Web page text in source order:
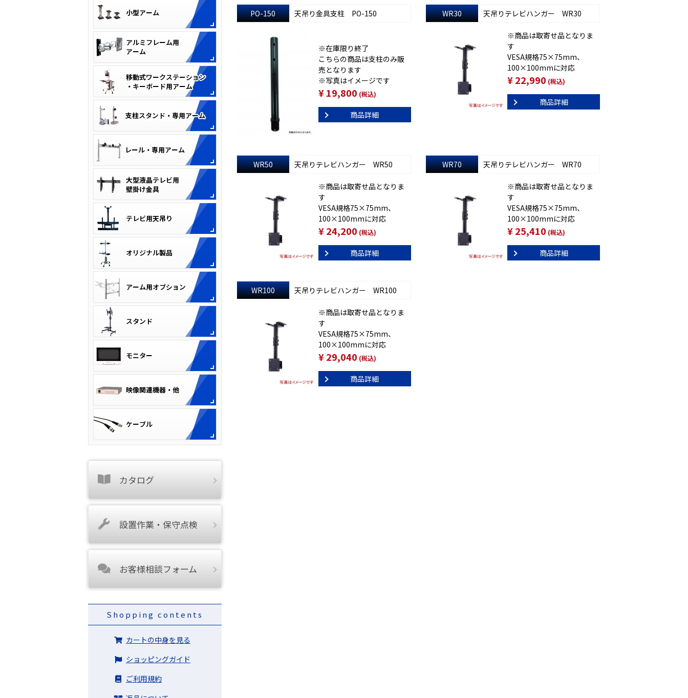
PO-150 天吊り金具支柱 PO-150
※在庫限り終了
こちらの商品は支柱のみ販
売となります
※写真はイメージです
¥ 19,800 (税込)
商品詳細
WR30 天吊りテレビハンガー WR30
※商品は取寄せ品となりま
す
VESA規格75×75mm、
100×100mmに対応
¥ 22,990 (税込)
商品詳細
WR50 天吊りテレビハンガー WR50
※商品は取寄せ品となりま
す
VESA規格75×75mm、
100×100mmに対応
¥ 24,200 (税込)
商品詳細
WR70 天吊りテレビハンガー WR70
※商品は取寄せ品となりま
す
VESA規格75×75mm、
100×100mmに対応
¥ 25,410 (税込)
商品詳細
WR100 天吊りテレビハンガー WR100
※商品は取寄せ品となりま
す
VESA規格75×75mm、
100×100mmに対応
¥ 29,040 (税込)
商品詳細
カタログ
設置作業・保守点検
お客様相談フォーム
Shopping contents
カートの中身を見る
ショッピングガイド
ご利用規約